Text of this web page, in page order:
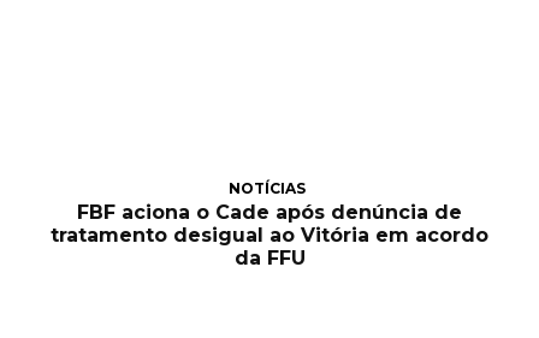
NOTÍCIAS
FBF aciona o Cade após denúncia de
tratamento desigual ao Vitória em acordo
da FFU